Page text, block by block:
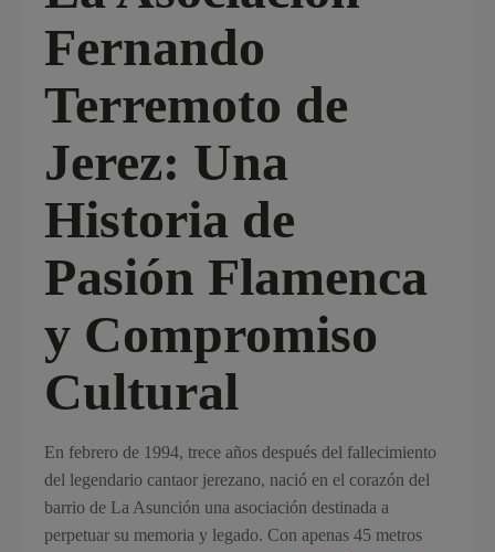
Fernando
Terremoto de
Jerez: Una
Historia de
Pasión Flamenca
y Compromiso
Cultural
En febrero de 1994, trece años después del fallecimiento
del legendario cantaor jerezano, nació en el corazón del
barrio de La Asunción una asociación destinada a
perpetuar su memoria y legado. Con apenas 45 metros